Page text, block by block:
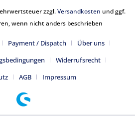
zzgl.Versandkosten und ggf.
wenn nicht anders beschrieben
Payment / Dispatch
Über uns
Widerrufsrecht
AGB Impressum